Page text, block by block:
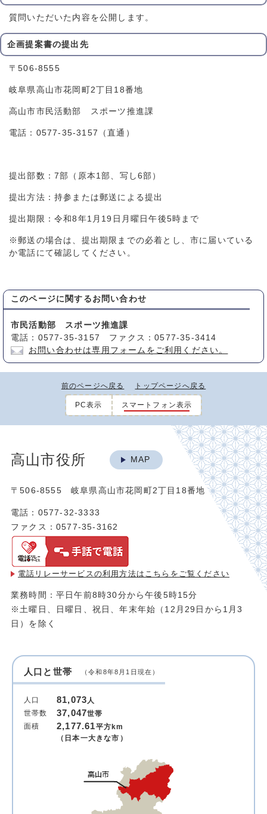
質問いただいた内容を公開します。
企画提案書の提出先
〒506-8555
岐阜県高山市花岡町2丁目18番地
高山市市民活動部 スポーツ推進課
電話：0577-35-3157（直通）
提出部数：7部（原本1部、写し6部）
提出方法：持参または郵送による提出
提出期限：令和8年1月19日月曜日午後5時まで
※郵送の場合は、提出期限までの必着とし、市に届いている
か電話にて確認してください。
このページに関する お問い合わせ
市民活動部 スポーツ推進課
電話：0577-35-3157 ファクス：0577-35-3414
お問い合わせは専用フォームをご利用ください。
前のページへ戻る トップページへ戻る
PC表示 スマートフォン表示
高山市役所 MAP
〒506-8555 岐阜県高山市花岡町2丁目18番地
電話：0577-32-3333
ファクス：0577-35-3162
電話リレーサービスの利用方法は こちらをご覧ください
業務時間：平日午前8時30分から午後5時15分
※土曜日、日曜日、祝日、年末年始（12月29日から1月3
日）を除く
人口と世帯 （令和8年8月1日現在）
人口 81,073人
世帯数
37,047世帯
面積
2,177.61平方km
（日本一大きな市）